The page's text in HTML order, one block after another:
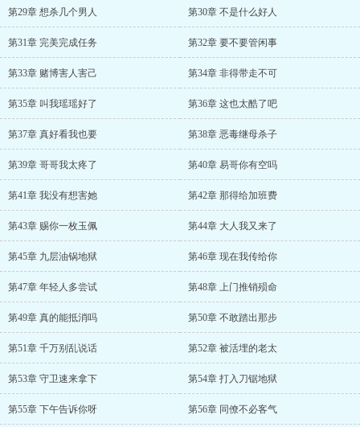
第29章 想杀几个男人 第30章 不是什么好人
第31章 完美完成任务 第32章 要不要管闲事
第33章 赌博害人害己 第34章 非得带走不可
第35章 叫我瑶瑶好了 第36章 这也太酷了吧
第37章 真好看我也要 第38章 恶毒继母杀子
第39章 哥哥我太疼了 第40章 易哥你有空吗
第41章 我没有想害她 第42章 那得给加班费
第43章 赐你一枚玉佩 第44章 大人我又来了
第45章 九层油锅地狱 第46章 现在我传给你
第47章 年轻人多尝试 第48章 上门推销殒命
第49章 真的能抵消吗 第50章 不敢踏出那步
第51章 千万别乱说话 第52章 被活埋的老太
第53章 守卫速来拿下 第54章 打入刀锯地狱
第55章 下午告诉你呀 第56章 同僚不必客气